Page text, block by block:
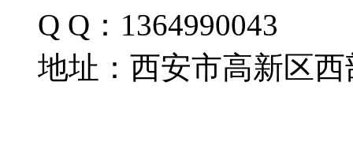
Q Q：1364990043
地址：西安市高新区西